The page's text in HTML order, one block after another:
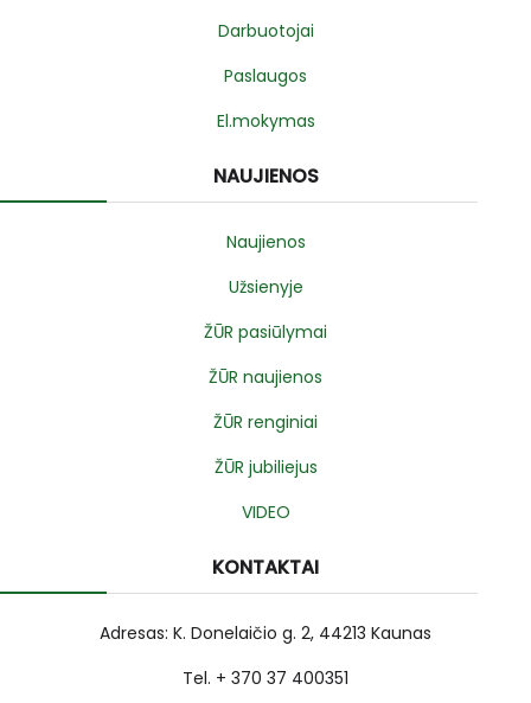
Darbuotojai
Paslaugos
El.mokymas
NAUJIENOS
Naujienos
Užsienyje
ŽŪR pasiūlymai
ŽŪR naujienos
ŽŪR renginiai
ŽŪR jubiliejus
VIDEO
KONTAKTAI
Adresas: K. Donelaičio g. 2, 44213 Kaunas
Tel. + 370 37 400351